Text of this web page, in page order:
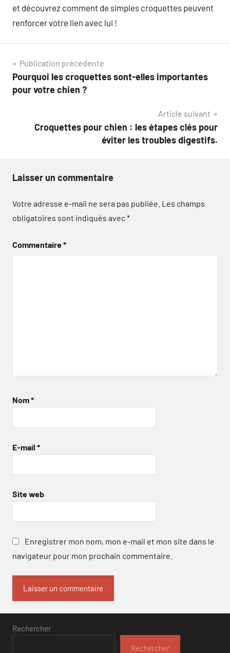
et découvrez comment de simples croquettes peuvent
renforcer votre lien avec lui !
Navigation
de
Publication précédente
Pourquoi les croquettes sont-elles importantes
pour votre chien ?
Article suivant
Croquettes pour chien : les étapes clés pour
éviter les troubles digestifs.
Laisser un commentaire
Votre adresse e-mail ne sera pas publiée. Les champs
obligatoires sont indiqués avec*
Commentaire*
Nom*
E-mail *
Site web
Enregistrer mon nom, mon e-mail et mon site dans le
navigateur pour mon prochain commentaire.
Rechercher
Rechercher